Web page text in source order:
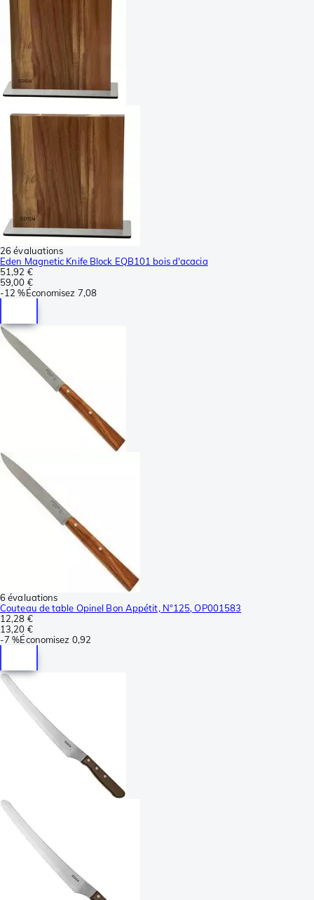
26 évaluations
Eden Magnetic Knife Block EQB101 bois d'acacia
51,92 €
59,00 €
-12 %Économisez 7,08
6 évaluations
Couteau de table Opinel Bon Appétit, N°125, OP001583
12,28 €
13,20 €
-7 %Économisez 0,92